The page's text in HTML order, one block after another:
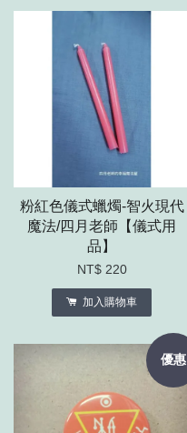
粉紅色儀式蠟燭-智火現代
魔法/四月老師【儀式用
品】
NT$ 220
加入購物車
優惠